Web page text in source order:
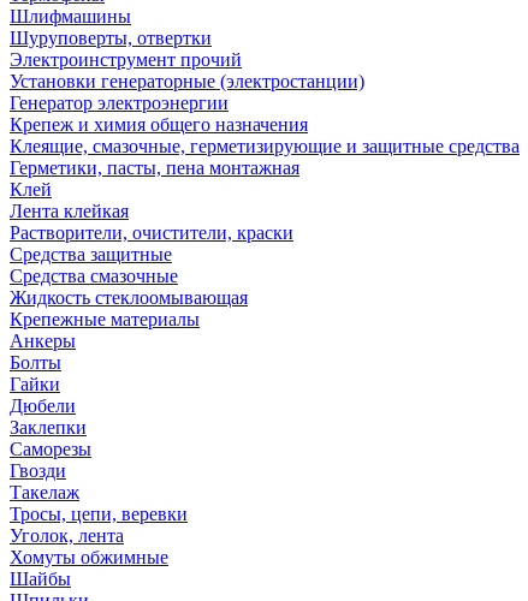
Шлифмашины
Шуруповерты, отвертки
Электроинструмент прочий
Установки генераторные (электростанции)
Генератор электроэнергии
Крепеж и химия общего назначения
Клеящие, смазочные, герметизирующие и защитные средства
Герметики, пасты, пена монтажная
Клей
Лента клейкая
Растворители, очистители, краски
Средства защитные
Средства смазочные
Жидкость стеклоомывающая
Крепежные материалы
Анкеры
Болты
Гайки
Дюбели
Заклепки
Саморезы
Гвозди
Такелаж
Тросы, цепи, веревки
Уголок, лента
Хомуты обжимные
Шайбы